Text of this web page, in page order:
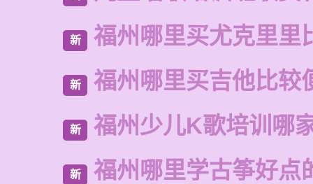
新 福州哪里买尤克里里
新 福州哪里买吉他比较
新 福州少儿K歌培训哪
新 福州哪里学古筝好点